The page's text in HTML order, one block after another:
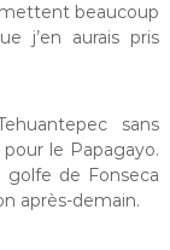
mettent beaucoup
j’en aurais pris
sans
le Papagayo.
golfe de Fonseca
après-demain.